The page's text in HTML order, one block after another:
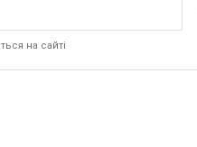
на сайті